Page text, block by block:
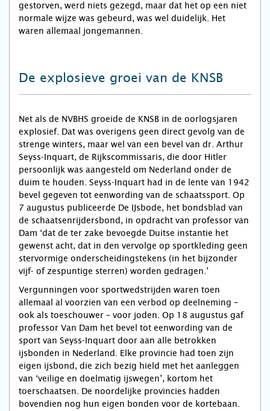
gestorven, werd niets gezegd, maar dat het op een niet
normale wijze was gebeurd, was wel duidelijk. Het
waren allemaal jongemannen.
De explosieve groei van de KNSB
Net als de NVBHS groeide de KNSB in de oorlogsjaren
explosief. Dat was overigens geen direct gevolg van de
strenge winters, maar wel van een bevel van dr. Arthur
Seyss-Inquart, de Rijkscommissaris, die door Hitler
persoonlijk was aangesteld om Nederland onder de
duim te houden. Seyss-Inquart had in de lente van 1942
bevel gegeven tot eenwording van de schaatssport. Op
7 augustus publiceerde De IJsbode, het bondsblad van
de schaatsenrijdersbond, in opdracht van professor van
Dam ‘dat de ter zake bevoegde Duitse instantie het
gewenst acht, dat in den vervolge op sportkleding geen
stervormige onderscheidingstekens (in het bijzonder
vijf- of zespuntige sterren) worden gedragen.’
Vergunningen voor sportwedstrijden waren toen
allemaal al voorzien van een verbod op deelneming –
ook als toeschouwer – voor joden. Op 18 augustus gaf
professor Van Dam het bevel tot eenwording van de
sport van Seyss-Inquart door aan alle betrokken
ijsbonden in Nederland. Elke provincie had toen zijn
eigen ijsbond, die zich bezig hield met het aanleggen
van ‘veilige en doelmatig ijswegen’, kortom het
toerschaatsen. De noordelijke provincies hadden
bovendien nog hun eigen bonden voor de kortebaan.